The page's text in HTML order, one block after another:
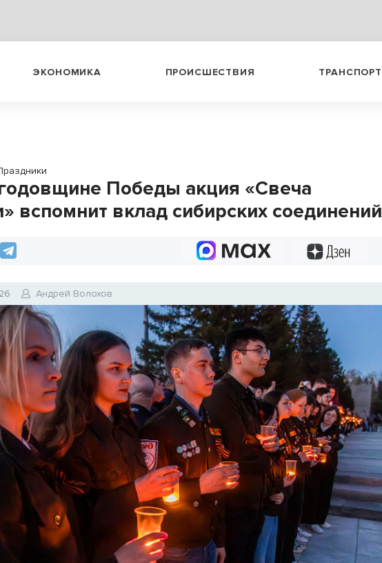
ЭКОНОМИКА ПРОИСШЕСТВИЯ ТРАНСПОРТ
Победы акция «Свеча
вспомнит вклад сибирских соединений
Андрей Волохов